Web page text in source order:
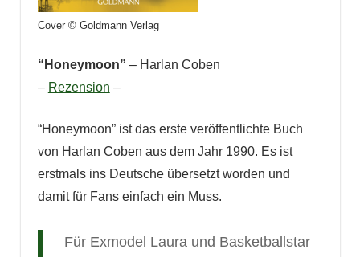
Cover © Goldmann Verlag
“Honeymoon” – Harlan Coben
– Rezension –
“Honeymoon” ist das erste veröffentlichte Buch
von Harlan Coben aus dem Jahr 1990. Es ist
erstmals ins Deutsche übersetzt worden und
damit für Fans einfach ein Muss.
Für Exmodel Laura und Basketballstar